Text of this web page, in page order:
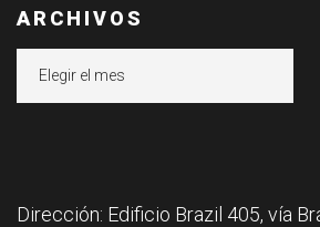
ARCHIVOS
Dirección: Edificio Brazil 405, vía